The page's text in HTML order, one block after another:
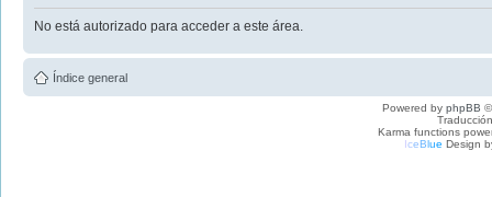
No está autorizado para acceder a este área.
Índice general
Powered by phpBB
Karma functions
IceBlue Design